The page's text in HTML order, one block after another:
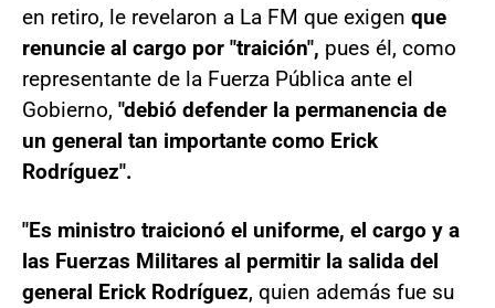
en retiro, le revelaron a La FM que exigen que
renuncie al cargo por "traición", pues él, como
representante de la Fuerza Pública ante el
Gobierno, "debió defender la permanencia de
un general tan importante como Erick
Rodríguez".
"Es ministro traicionó el uniforme, el cargo y a
las Fuerzas Militares al permitir la salida del
general Erick Rodríguez, quien además fue su